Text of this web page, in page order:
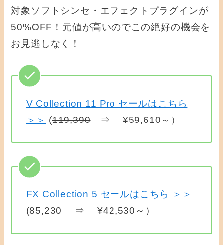
対象ソフトシンセ・エフェクトプラグインが
50%OFF！元値が高いのでこの絶好の機会を
お見逃しなく！
V Collection 11 Pro セールはこちら
＞＞ (119,390⇒ ¥59,610～）
FX Collection 5 セールはこちら ＞＞
(85,230⇒ ¥42,530～）